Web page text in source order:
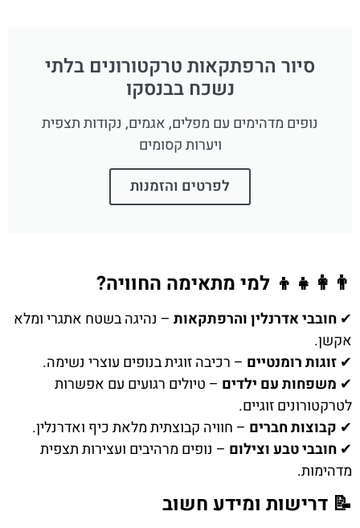
סיור הרפתקאות טרקטורונים בלתי
נשכח בבנסקו
נופים מדהימים עם מפלים, אגמים, נקודות תצפית
ויערות קסומים
לפרטים והזמנות
👨‍👩‍👧‍👦 למי מתאימה החוויה?
✔ חובבי אדרנלין והרפתקאות – נהיגה בשטח אתגרי ומלא
אקשן.
✔ זוגות רומנטיים – רכיבה זוגית בנופים עוצרי נשימה.
✔ משפחות עם ילדים – טיולים רגועים עם אפשרות
לטרקטורונים זוגיים.
✔ קבוצות חברים – חוויה קבוצתית מלאת כיף ואדרנלין.
✔ חובבי טבע וצילום – נופים מרהיבים ועצירות תצפית
מדהימות.
📝 דרישות ומידע חשוב